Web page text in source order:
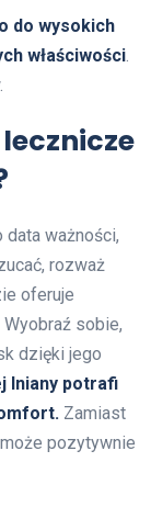
do wysokich
właściwości.
data ważności,
rozważ
oferuje
sobie,
dzięki jego
lniany potrafi
Zamiast
pozytywnie